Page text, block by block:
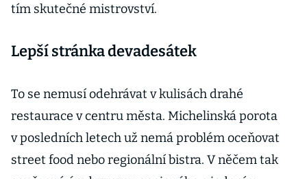
tím skutečné mistrovství.
Lepší stránka devadesátek
To se nemusí odehrávat v kulisách drahé
restaurace v centru města. Michelinská porota
v posledních letech už nemá problém oceňovat
street food nebo regio­nální bistra. V něčem tak